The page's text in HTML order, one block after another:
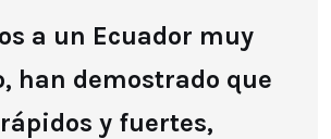
a un Ecuador muy
han demostrado que
y fuertes,